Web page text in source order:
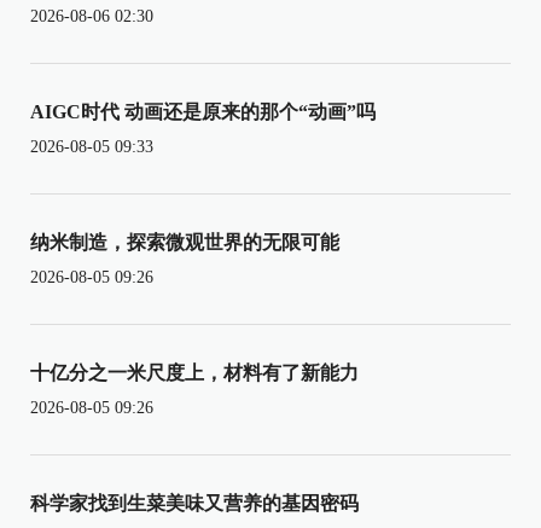
2026-08-06 02:30
AIGC时代 动画还是原来的那个“动画”吗
2026-08-05 09:33
纳米制造，探索微观世界的无限可能
2026-08-05 09:26
十亿分之一米尺度上，材料有了新能力
2026-08-05 09:26
科学家找到生菜美味又营养的基因密码